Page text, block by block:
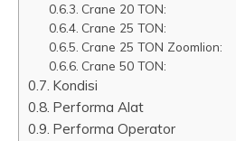
Crane 20 TON:
Crane 25 TON:
Crane 25 TON Zoomlion:
Crane 50 TON:
Kondisi
Performa Alat
Performa Operator